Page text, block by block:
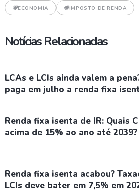
ECONOMIA IMPOSTO DE RENDA
Notícias Relacionadas
LCAs e LCIs ainda valem a
paga em julho a renda fixa
Renda fixa isenta de IR: Quais
acima de 15% ao ano até 2039?
Renda fixa isenta acabou?
LCIs deve bater em 7,5% em